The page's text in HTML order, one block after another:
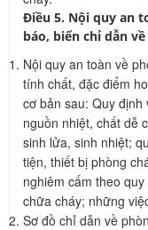
Điều 5. Nội quy an
báo, biển chỉ dẫn
Nội quy an toàn về
tính chất, đặc điểm
cơ bản sau: Quy
nguồn nhiệt, chất dễ
sinh lửa, sinh nhiệt;
tiện, thiết bị phòng
nghiêm cấm theo
chữa cháy; những
Sơ đồ chỉ dẫn về